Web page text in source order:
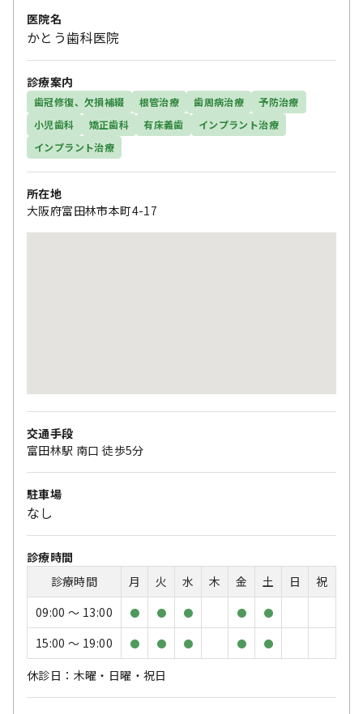
医院名
かとう歯科医院
診療案内
歯冠修復、欠損補綴 根管治療 歯周病治療
予防治療
小児歯科
矯正歯科 有床義歯
インプラント治療
インプラント治療
所在地
大阪府富田林市本町4-17
交通手段
富田林駅 南口 徒歩5分
駐車場
なし
診療時間
診療時間
月 火 水 木 金 土 日
祝
09:00 〜 13:00
● ● ● ● ●
15:00 〜 19:00 ● ● ● ● ●
休診日：木曜・日曜・祝日